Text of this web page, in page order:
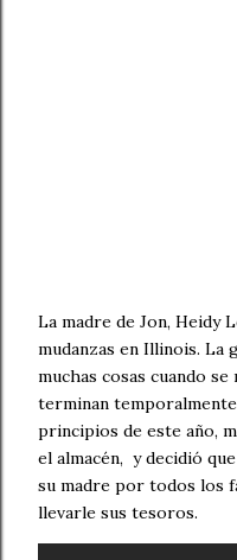
La madre de Jon, Heidy
mudanzas en Illinois. La
muchas cosas cuando se
terminan temporalmente
principios de este año,
el almacén, y decidió
su madre por todos los
llevarle sus tesoros.